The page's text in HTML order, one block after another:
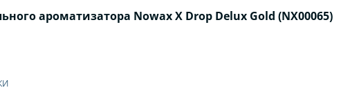
ароматизатора Nowax X Drop Delux Gold (NX00065)